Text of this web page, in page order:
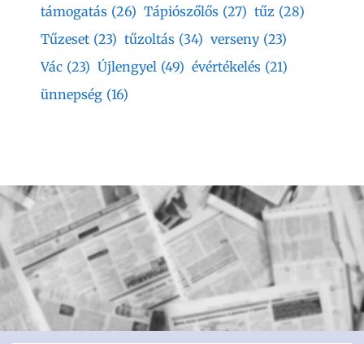
támogatás (26) Tápiószőlős (27) tűz (28)
Tűzeset (23) tűzoltás (34) verseny (23)
Vác (23) Újlengyel (49) évértékelés (21)
ünnepség (16)